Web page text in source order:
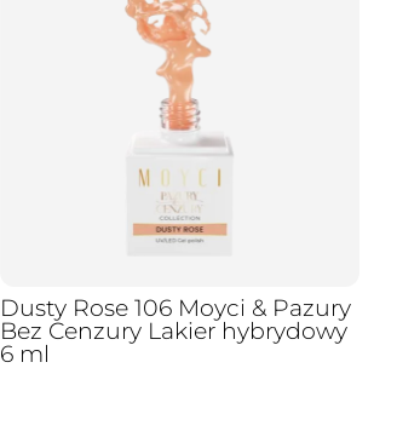
Dusty Rose 106 Moyci & Pazury
Bez Cenzury Lakier hybrydowy
6 ml